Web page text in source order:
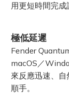
用更短時間完成
極低延遲
Fender
macOS／
來反應迅速、
順手。